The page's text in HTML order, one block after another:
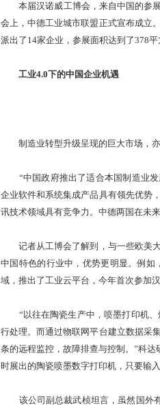
本届汉诺威工博会，来自中国的参展
会上，中德工业城市联盟正式宣布成立
派出了14家企业，参展面积达到了
工业4.0下的中国企业机遇
制造业转型升级呈现的巨大市场，
“中国政府推出了适合本国制造业发
企业软件和系统集成产品具有领先优势
讯技术领域具有竞争力。中德两国在
记者从工博会了解到，与一些欧美大
中国特色的行业中，优势更明显。例
域，推出了工业云平台，今年首次参
“以往在陶瓷生产中，喷墨打印机、
行处理。而通过物联网平台建立数据采
条的远程监控，故障排查与控制。”科
时展出的陶瓷喷墨数字打印机，只要
该公司副总裁武桢坦言，虽然国外有